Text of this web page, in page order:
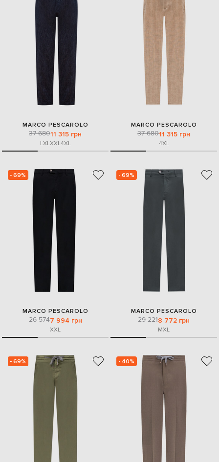
MARCO PESCAROLO
37 68011 315 грн
LXLXXL4XL
MARCO PESCAROLO
37 68011 315 грн
4XL
- 69%
MARCO PESCAROLO
26 5747 994 грн
XXL
- 69%
MARCO PESCAROLO
29 2218 772 грн
MXL
- 69% - 40%